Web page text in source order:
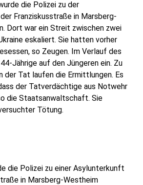
die Polizei zu der
Franziskusstraße in Marsberg-
Dort war ein Streit zwischen zwei
eskaliert. Sie hatten vorher
so Zeugen. Im Verlauf des
Jährige auf den Jüngeren ein. Zu
der Tat laufen die Ermittlungen. Es
der Tatverdächtige aus Notwehr
die Staatsanwaltschaft. Sie
Tötung.
die Polizei zu einer Asylunterkunft
in Marsberg-Westheim